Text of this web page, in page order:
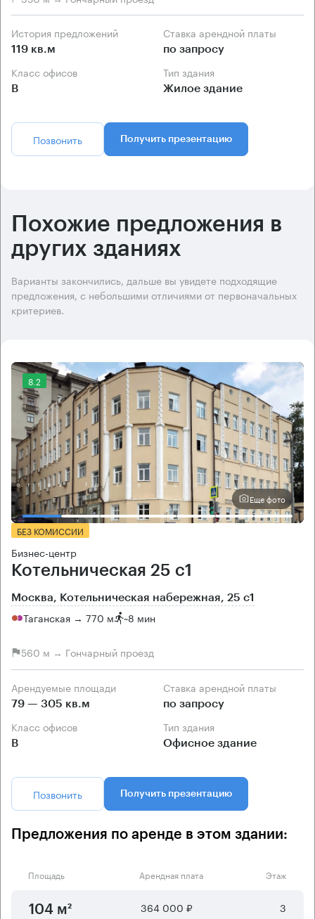
История предложений
119 кв.м
Ставка арендной платы
по запросу
Класс офисов
B
Тип здания
Жилое здание
Позвонить Получить презентацию
Похожие предложения в
других зданиях
Варианты закончились, дальше вы увидете подходящие
предложения, с небольшими отличиями от первоначальных
критериев.
8.2
Еще фото
БЕЗ КОМИССИИ
Бизнес-центр
Котельническая 25 с1
Москва, Котельническая набережная, 25 с1
Таганская → 770 м ~8 мин
560 м → Гончарный проезд
Арендуемые площади
79 — 305 кв.м
Ставка арендной платы
по запросу
Класс офисов
B
Тип здания
Офисное здание
Позвонить Получить презентацию
Предложения по аренде в этом здании:
Площадь Арендная плата Этаж
104 м² 364 000 ₽ 3